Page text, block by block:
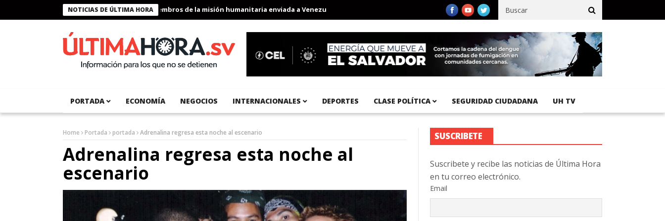
NOTICIAS DE ÚLTIMA HORA
Presidente Bukele condecora a miembros de la misión humanitaria enviada a Venezuela Aeropuerto Internacional del Pacífico registra 92 % de avance en obras de terracería
PORTADA ECONOMÍA NEGOCIOS INTERNACIONALES DEPORTES CLASE POLÍTICA SEGURIDAD CIUDADANA UH TV
Home Portada portada Adrenalina regresa esta noche al escenario
Adrenalina regresa esta noche al
escenario
SUSCRIBETE
Suscribete y recibe las noticias de Última Hora
en tu correo electrónico.
Email